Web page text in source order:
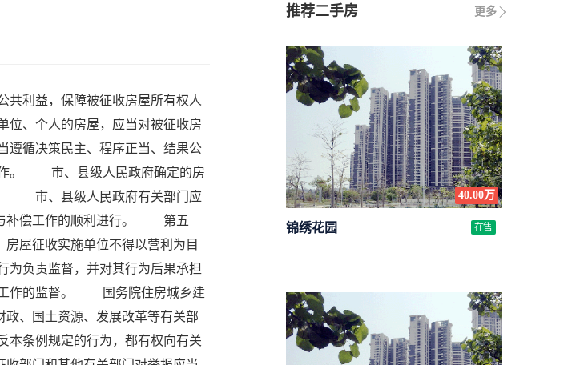
益，保障被征收房屋所有权人
、个人的房屋，应当对被征收房
循决策民主、程序正当、结果公
。 市、县级人民政府确定的房
。 市、县级人民政府有关部门应
与补偿工作的顺利进行。 第五
屋征收实施单位不得以营利为目
负责监督，并对其行为后果承担
作的监督。 国务院住房城乡建
、国土资源、发展改革等有关部
条例规定的行为，都有权向有关
更多
推荐二手房
40.00万
锦绣花园 在售